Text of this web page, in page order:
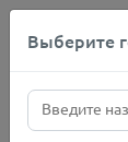
Выберите